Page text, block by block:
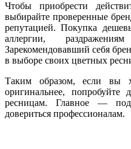
Чтобы приобрести
выбирайте проверенные
репутацией. Покупка
аллергии,
Зарекомендовавший себя
в выборе своих цветных
Таким образом, если вы
оригинальнее, попробуйте
ресницам. Главное —
довериться профессионалам.